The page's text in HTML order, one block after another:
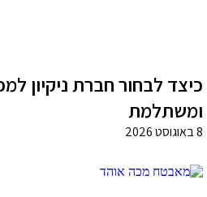
כיצד לבחור חברת ניקיון
ומשתלמת
8 באוגוסט 2026